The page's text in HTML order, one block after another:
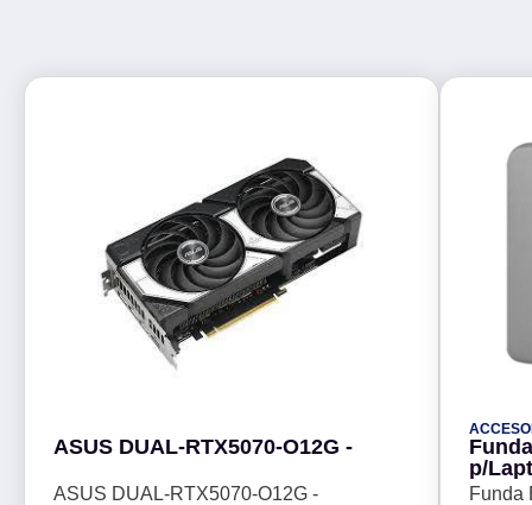
ASUS DUAL-RTX5070-O12G -
ASUS DUAL-RTX5070-O12G -
p/
Funda